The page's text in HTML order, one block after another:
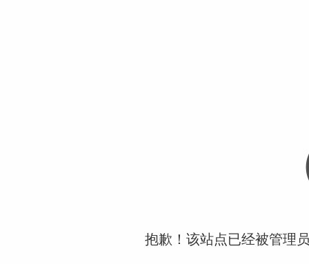
抱歉！该站点已经被管理